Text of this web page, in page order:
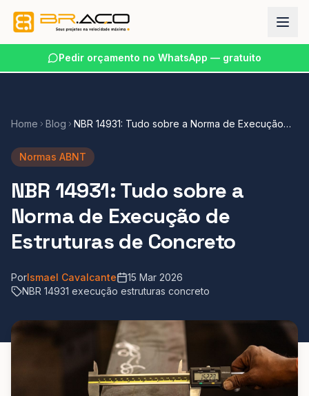
Pedir orçamento no WhatsApp — gratuito
Home Blog
NBR 14931: Tudo sobre a Norma de Execução
Normas ABNT
NBR 14931: Tudo sobre a
Norma de Execução de
Estruturas de Concreto
PorIsmael Cavalcante
15 Mar 2026
NBR 14931 execução estruturas concreto